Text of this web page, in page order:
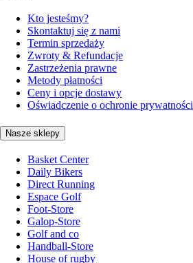
Kto jesteśmy?
Skontaktuj się z nami
Termin sprzedaży
Zwroty & Refundacje
Zastrzeżenia prawne
Metody płatności
Ceny i opcje dostawy
Oświadczenie o ochronie prywatności
Nasze sklepy
Basket Center
Daily Bikers
Direct Running
Espace Golf
Foot-Store
Galop-Store
Golf and co
Handball-Store
House of rugby